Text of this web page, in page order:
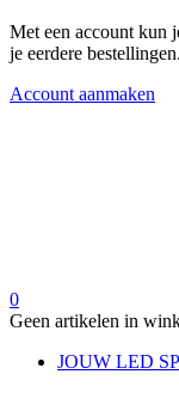
Met een account kun
je eerdere bestellingen.
Account aanmaken
0
Geen artikelen in
JOUW LED